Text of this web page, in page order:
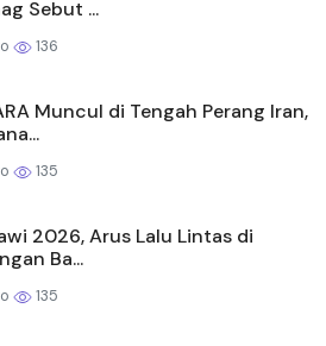
Sebut ...
136
Muncul di Tengah Perang Iran,
135
2026, Arus Lalu Lintas di
Ba...
135